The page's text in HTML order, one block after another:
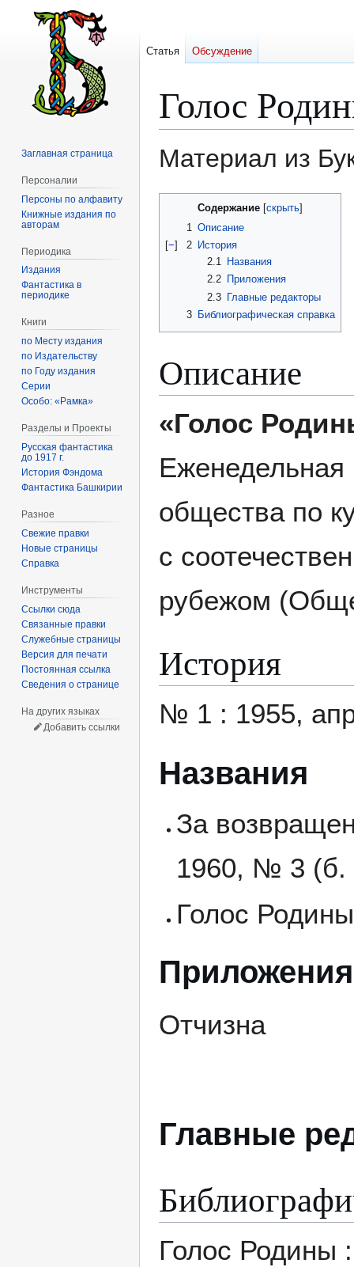
Голос
Материал из
Перейти
Перейти
Содержание
1 Описание
[−] 2
История
2.1
Названия
2.2 Приложения
2.3 Главные редакторы
3
Библиографическая справка
Описание
«Голос
Еженедельная
общества по
с
рубежом
История
№ 1 : 1955,
Названия
За
1960, № 3 (б.
Голос
Приложения
Отчизна
Главные
Голос Родины
Статья Обсуждение
Заглавная страница
Персоналии
Персоны по алфавиту
Книжные издания по
авторам
Периодика
Издания
Фантастика в
периодике
Книги
по Месту издания
по Издательству
по Году издания
Серии
Особо: «Рамка»
Разделы и Проекты
Русская фантастика
до 1917 г.
История Фэндома
Фантастика Башкирии
Разное
Свежие правки
Новые страницы
Справка
Инструменты
Ссылки сюда
Связанные правки
Служебные страницы
Версия для печати
Постоянная ссылка
Сведения о странице
На других языках
Добавить ссылки